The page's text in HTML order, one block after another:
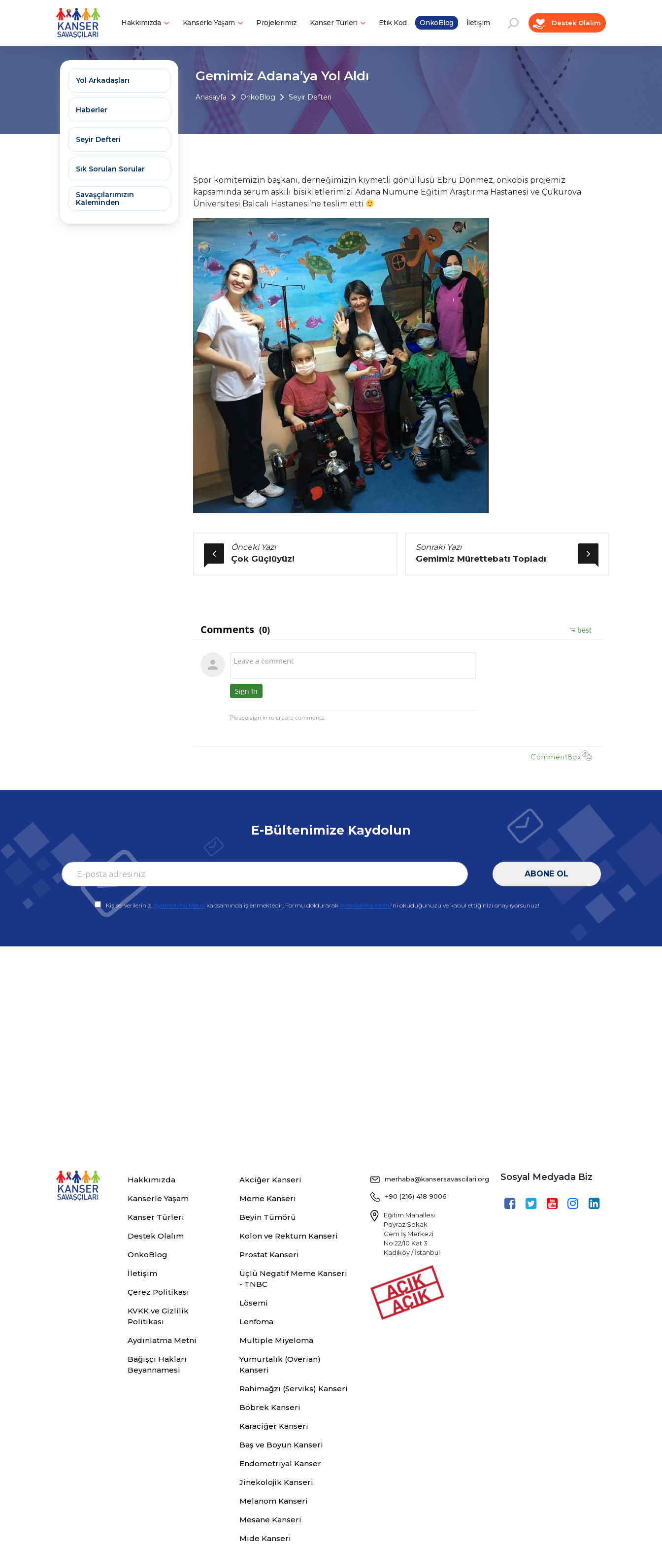
Hakkımızda Kanserle Yaşam Projelerimiz Kanser Türleri Etik Kod OnkoBlog İletişim Destek Olalım
Gemimiz Adana’ya Yol Aldı
Anasayfa OnkoBlog Seyir Defteri
Yol Arkadaşları
Haberler
Seyir Defteri
Sık Sorulan Sorular
Savaşçılarımızın
Kaleminden
Spor komitemizin başkanı, derneğimizin kıymetli gönüllüsü Ebru Dönmez, onkobis projemiz
kapsamında serum askılı bisikletlerimizi Adana Numune Eğitim Araştırma Hastanesi ve Çukurova
Üniversitesi Balcalı Hastanesi’ne teslim etti
Önceki Yazı
Çok Güçlüyüz!
Sonraki Yazı
Gemimiz Mürettebatı Topladı
E-Bültenimize Kaydolun
ABONE OL
Kişisel verileriniz, Aydınlatma Metni kapsamında işlenmektedir. Formu doldurarak Aydınlatma Metni'ni okuduğunuzu ve kabul ettiğinizi onaylıyorsunuz!
Hakkımızda
Kanserle Yaşam
Kanser Türleri
Destek Olalım
OnkoBlog
İletişim
Çerez Politikası
KVKK ve Gizlilik
Politikası
Aydınlatma Metni
Bağışçı Hakları
Beyannamesi
Akciğer Kanseri
Meme Kanseri
Beyin Tümörü
Kolon ve Rektum Kanseri
Prostat Kanseri
Üçlü Negatif Meme Kanseri
- TNBC
Lösemi
Lenfoma
Multiple Miyeloma
Yumurtalık (Overian)
Kanseri
Rahimağzı (Serviks) Kanseri
Böbrek Kanseri
Karaciğer Kanseri
Baş ve Boyun Kanseri
Endometriyal Kanser
Jinekolojik Kanseri
Melanom Kanseri
Mesane Kanseri
Mide Kanseri
merhaba@kansersavascilari.org
+90 (216) 418 9006
Eğitim Mahallesi
Poyraz Sokak
Cem İş Merkezi
No:22/10 Kat 3
Kadıköy / İstanbul
Sosyal Medyada Biz